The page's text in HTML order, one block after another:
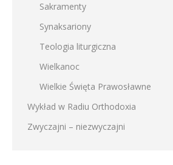
Sakramenty
Synaksariony
Teologia liturgiczna
Wielkanoc
Wielkie Święta Prawosławne
Wykład w Radiu Orthodoxia
Zwyczajni – niezwyczajni